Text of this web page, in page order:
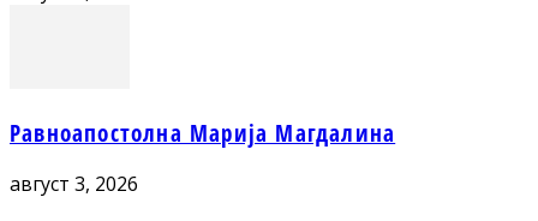
Равноапостолна Марија Магдалина
август 3, 2026